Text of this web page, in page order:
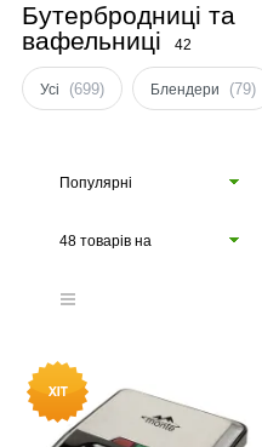
Бутербродниці та
вафельниці
42
Усі (699) Блендери (79)
Популярні
48 товарів на